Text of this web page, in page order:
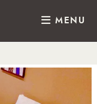
MENU